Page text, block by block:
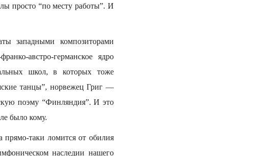
просто “по месту работы”. И
западными композиторами
австро-германское ядро
школ, в которых тоже
танцы”, норвежец Григ —
поэму “Финляндия”. И это
было кому.
прямо-таки ломится от обилия
наследии нашего